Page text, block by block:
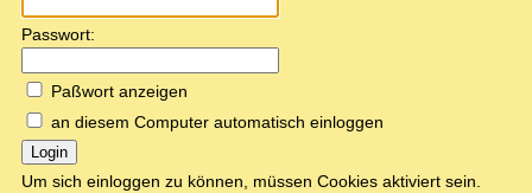
Passwort:
Paßwort anzeigen
an diesem Computer automatisch einloggen
Login
Um sich einloggen zu können, müssen Cookies aktiviert sein.